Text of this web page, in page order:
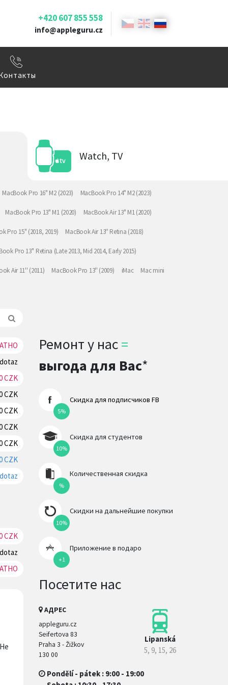
info@appleguru.cz
+420 607 855 558
Watch, TV
MacBook Pro 16" M2 (2023) MacBook Pro 14" M2 (2023)
MacBook Pro 13" M1 (2020) MacBook Air 13" M1 (2020)
Pro 15" (2018, 2019) MacBook Air 13'' Retina (2018)
Pro 13'' Retina (Late 2013, Mid 2014, Early 2015)
Air 11'' (2011) MacBook Pro 13'' (2009) iMac Mac mini
Резерв
Резерв
CZK
CZK Резерв
CZK Резерв
CZK
CZK Резерв
CZK
Резерв
CZK
Резерв
Резерв
Ремонт у нас=
выгода для Вас*
5%
Скидка для подписчиков FB
10%
Скидка для студентов
%
Количественная скидка
10%
Скидки на дальнейшие покупки
+1
Приложение в подаро
Посетите нас
АДРЕС
appleguru.cz
Seifertova 83
Praha 3 - Žižkov
130 00
Lipanská
5, 9, 15, 26
Pondělí - pátek : 9:00 - 19:00